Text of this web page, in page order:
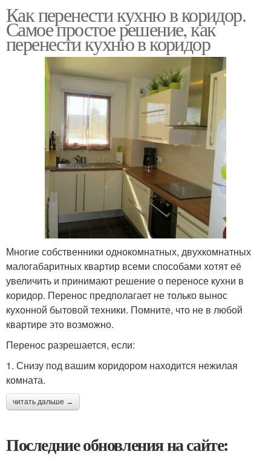
Как перенести кухню в коридор.
Самое простое решение, как
перенести кухню в коридор
Многие собственники однокомнатных, двухкомнатных
малогабаритных квартир всеми способами хотят её
увеличить и принимают решение о переносе кухни в
коридор. Перенос предполагает не только вынос
кухонной бытовой техники. Помните, что не в любой
квартире это возможно.
Перенос разрешается, если:
1. Снизу под вашим коридором находится нежилая
комната.
читать дальше →
Последние обновления на сайте: